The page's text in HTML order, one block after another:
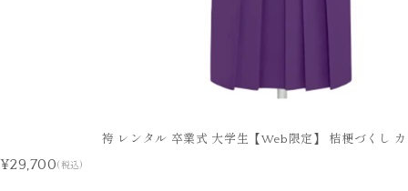
袴 レンタル 卒業式 大学生【Web限定】 桔梗づくし
¥29,700(税込)